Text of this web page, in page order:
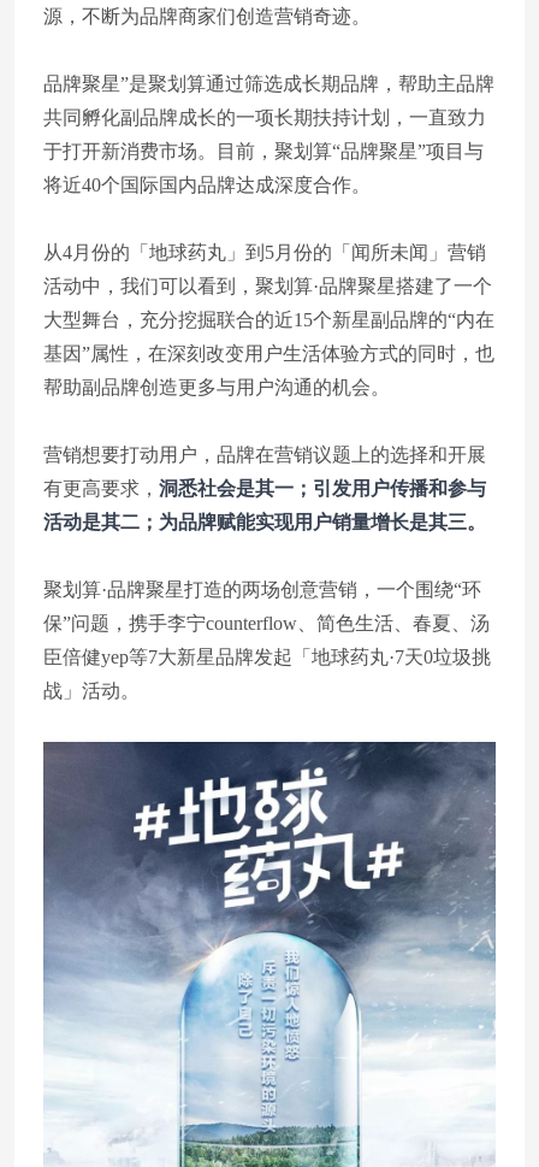
源，不断为品牌商家们创造营销奇迹。
品牌聚星”是聚划算通过筛选成长期品牌，帮助主品牌
共同孵化副品牌成长的一项长期扶持计划，一直致力
于打开新消费市场。目前，聚划算“品牌聚星”项目与
将近40个国际国内品牌达成深度合作。
从4月份的「地球药丸」到5月份的「闻所未闻」营销
活动中，我们可以看到，聚划算·品牌聚星搭建了一个
大型舞台，充分挖掘联合的近15个新星副品牌的“内在
基因”属性，在深刻改变用户生活体验方式的同时，也
帮助副品牌创造更多与用户沟通的机会。
营销想要打动用户，品牌在营销议题上的选择和开展
有更高要求， 洞悉社会是其一；引发用户传播和参与
活动是其二；为品牌赋能实现用户销量增长是其三。
聚划算·品牌聚星打造的两场创意营销，一个围绕“环
保”问题，携手李宁counterflow、简色生活、春夏、汤
臣倍健yep等7大新星品牌发起「地球药丸·7天0垃圾挑
战」活动。